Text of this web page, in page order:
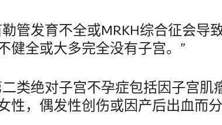
管发育不全或MRKH综合征会导
健全或大多完全没有子宫。”
类绝对子宫不孕症包括因子宫肌
性，偶发性创伤或因产后出血而